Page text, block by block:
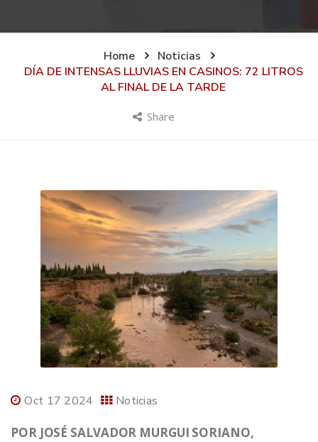
Home
Noticias
DÍA DE INTENSAS LLUVIAS EN CASINOS: 72 LITROS
AL FINAL DE LA TARDE
Share
Oct 17 2024 Noticias
POR JOSÉ SALVADOR MURGUI SORIANO,